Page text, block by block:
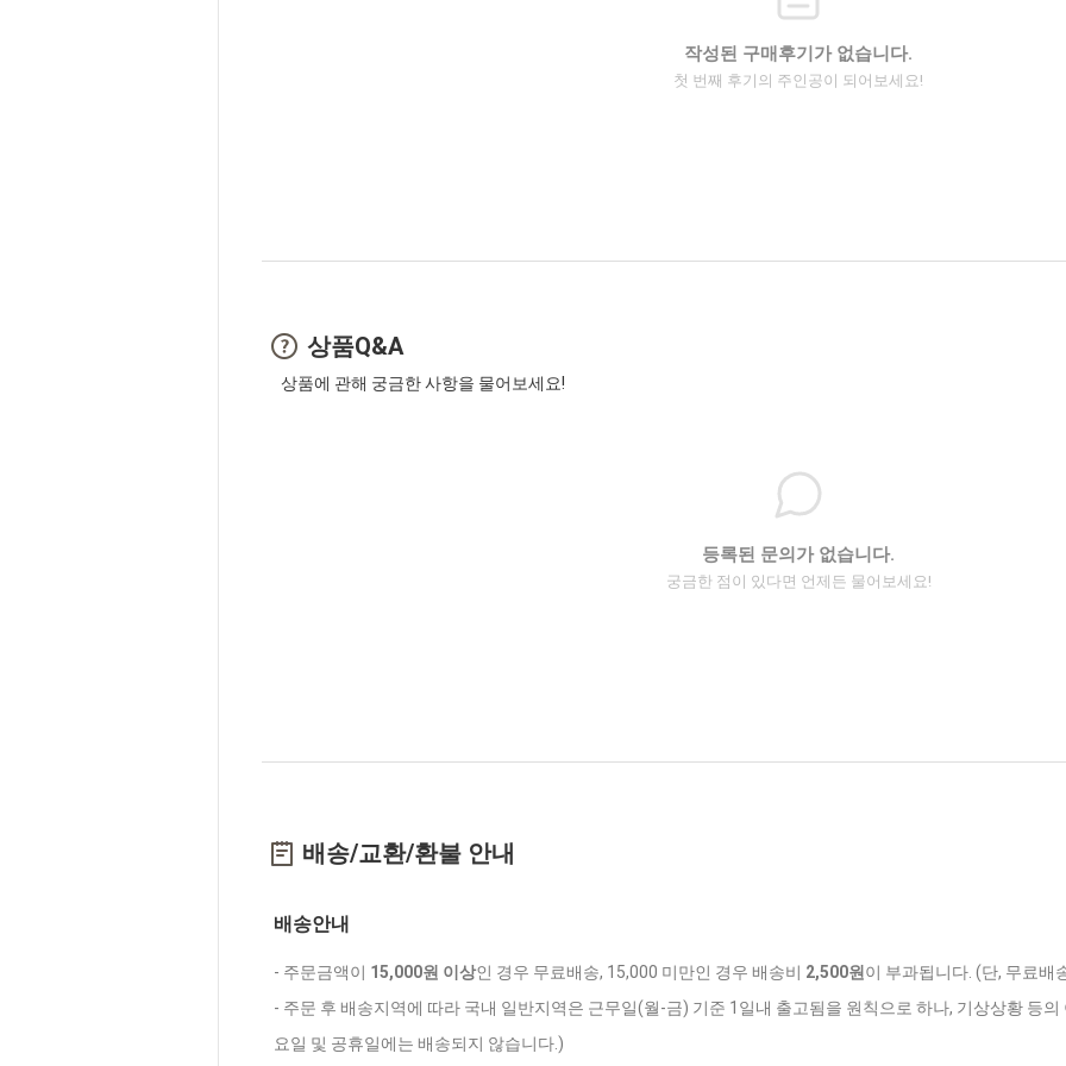
작성된 구매후기가 없습니다.
첫 번째 후기의 주인공이 되어보세요!
상품Q&A
상품에 관해 궁금한 사항을 물어보세요!
등록된 문의가 없습니다.
궁금한 점이 있다면 언제든 물어보세요!
배송/교환/환불 안내
배송안내
- 주문금액이 15,000원 이상인 경우 무료배송, 15,000 미만인 경우 배송비 2,500원 이 부과됩니다. (단, 무료배
- 주문 후 배송지역에 따라 국내 일반지역은 근무일(월-금) 기준 1일내 출고됨을 원칙으로 하나, 기상상황 등
요일 및 공휴일에는 배송되지 않습니다.)